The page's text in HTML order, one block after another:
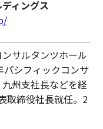
ィングス
サルタンツホール
パシフィックコンサ
州支社長などを経
取締役社長就任。2